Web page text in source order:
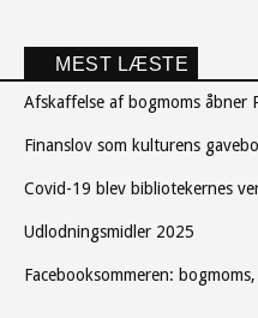
MEST LÆSTE
Afskaffelse af bogmoms åbner
Finanslov som kulturens
Covid-19 blev bibliotekernes
Udlodningsmidler 2025
Facebooksommeren: